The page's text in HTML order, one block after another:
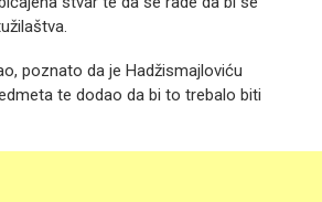
poznato da je Hadžismajloviću
te dodao da bi to trebalo biti